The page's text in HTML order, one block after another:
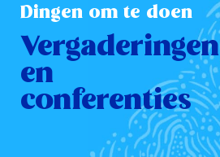
Dingen om te doen
Vergaderingen
en
conferenties